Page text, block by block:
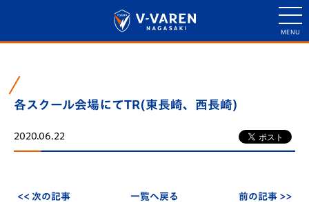
各スクール会場にてTR(東長崎、西長崎)
2020.06.22
<< 次の記事 一覧へ戻る 前の記事 >>